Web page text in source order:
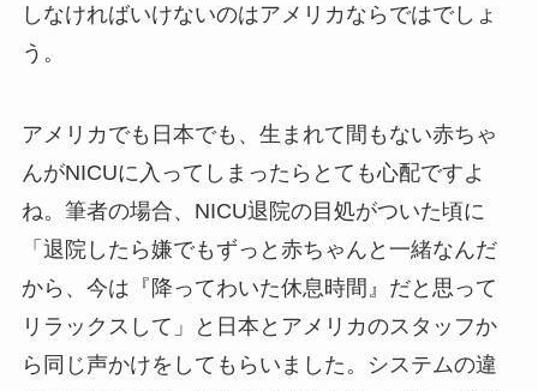
しなければいけないのはアメリカならではでしょ
う。
アメリカでも日本でも、生まれて間もない赤ちゃ
んがNICUに入ってしまったらとても心配ですよ
ね。筆者の場合、NICU退院の目処がついた頃に
「退院したら嫌でもずっと赤ちゃんと一緒なんだ
から、今は『降ってわいた休息時間』だと思って
リラックスして」と日本とアメリカのスタッフか
ら同じ声かけをしてもらいました。システムの違